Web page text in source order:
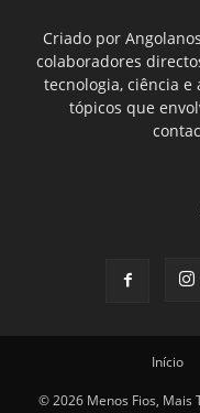
Criado por
colaboradores
tecnologia, ciência
tópicos que
Início
© 2026 Menos Fios, Mais